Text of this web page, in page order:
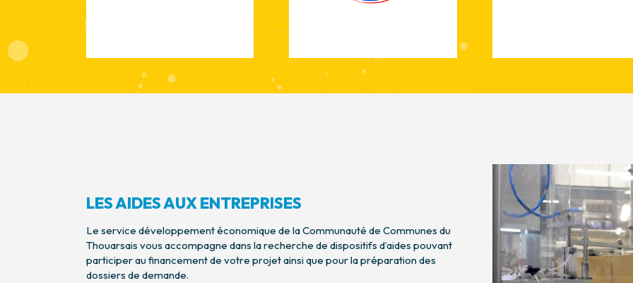
LES AIDES AUX ENTREPRISES
Le service développement économique de la Communauté de Communes du
Thouarsais vous accompagne dans la recherche de dispositifs d’aides pouvant
participer au financement de votre projet ainsi que pour la préparation des
dossiers de demande.